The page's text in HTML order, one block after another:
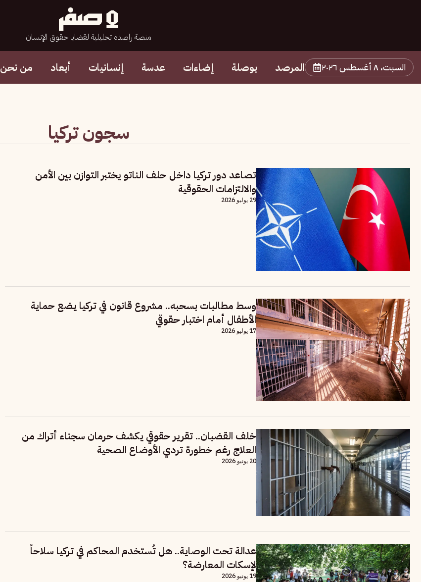
منصة راصدة تحليلية لقضايا حقوق الإنسان
السبت، ٨ أغسطس ٢٠٢٦ المرصد بوصلة إضاءات عدسة إنسانيات أبعاد من نحن
سجون تركيا
تصاعد دور تركيا داخل حلف الناتو يختبر التوازن بين الأمن
والالتزامات الحقوقية
29 يوليو 2026
وسط مطالبات بسحبه.. مشروع قانون في تركيا يضع حماية
الأطفال أمام اختبار حقوقي
17 يوليو 2026
خلف القضبان.. تقرير حقوقي يكشف حرمان سجناء أتراك من
العلاج رغم خطورة تردي الأوضاع الصحية
20 يونيو 2026
عدالة تحت الوصاية.. هل تُستخدم المحاكم في تركيا سلاحاً
لإسكات المعارضة؟
19 يونيو 2026